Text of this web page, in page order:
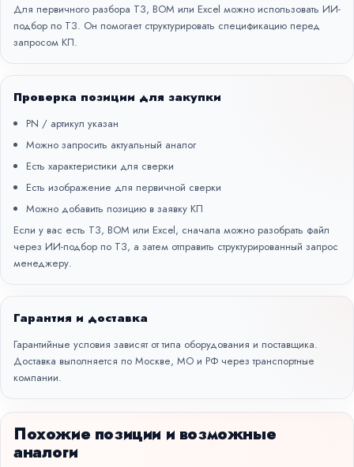
Для первичного разбора ТЗ, BOM или Excel можно использовать ИИ-
подбор по ТЗ. Он помогает структурировать спецификацию перед
запросом КП.
Проверка позиции для закупки
PN / артикул указан
Можно запросить актуальный аналог
Есть характеристики для сверки
Есть изображение для первичной сверки
Можно добавить позицию в заявку КП
Если у вас есть ТЗ, BOM или Excel, сначала можно разобрать файл
через ИИ-подбор по ТЗ, а затем отправить структурированный запрос
менеджеру.
Гарантия и доставка
Гарантийные условия зависят от типа оборудования и поставщика.
Доставка выполняется по Москве, МО и РФ через транспортные
компании.
Похожие позиции и возможные
аналоги